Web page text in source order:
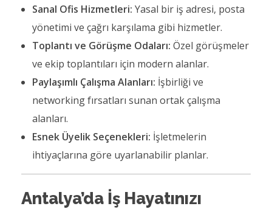
Sanal Ofis Hizmetleri: Yasal bir iş adresi, posta
yönetimi ve çağrı karşılama gibi hizmetler.
Toplantı ve Görüşme Odaları: Özel görüşmeler
ve ekip toplantıları için modern alanlar.
Paylaşımlı Çalışma Alanları: İşbirliği ve
networking fırsatları sunan ortak çalışma
alanları.
Esnek Üyelik Seçenekleri: İşletmelerin
ihtiyaçlarına göre uyarlanabilir planlar.
Antalya’da İş Hayatınızı